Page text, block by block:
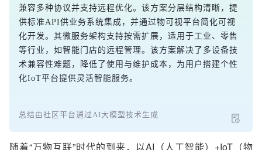
兼容多种协议并支持远程优化。该方案分层结构清晰，提
供标准API供业务系统集成，并通过物可视平台简化可视
化开发。其微服务架构支持按需扩展，适用于工业、零售
等行业，如智能门店的远程管理。该方案解决了多设备技
术兼容性难题，降低了使用与维护成本，为用户搭建个性
化IoT平台提供灵活智能服务。
总结由社区平台通过AI大模型技术生成
随着“万物互联”时代的到来，以AI（人工智能）+IoT（物